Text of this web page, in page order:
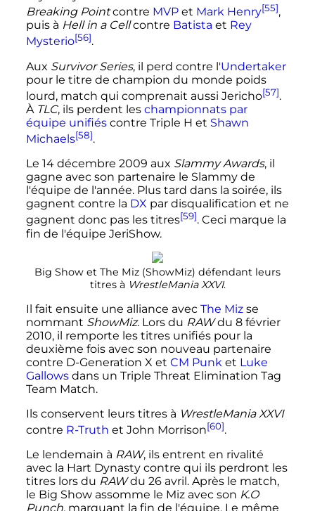
Breaking Pointcontre MVPet Mark Henry[55],
puis à Hell in a Cellcontre Batista et Rey
Mysterio[56].
Aux Survivor Series, il perd contre l'Undertaker
pour le titre de champion du monde poids
lourd, match qui comprenait aussi Jericho[57].
À TLC, ils perdent les championnats par
équipe unifiéscontre Triple H et Shawn
Michaels[58].
Le 14 décembre 2009 aux Slammy Awards, il
gagne avec son partenaire le Slammy de
l'équipe de l'année. Plus tard dans la soirée, ils
gagnent contre la DX par disqualification et ne
gagnent donc pas les titres[59]. Ceci marque la
fin de l'équipe JeriShow.
Big Show et The Miz (ShowMiz) défendant leurs
titres à WrestleMania XXVI.
Il fait ensuite une alliance avec The Mizse
nommant ShowMiz. Lors du RAWdu 8 février
2010, il remporte les titres unifiés pour la
deuxième fois avec son nouveau partenaire
contre D-Generation X et CM Punk et Luke
Gallowsdans un Triple Threat Elimination Tag
Team Match.
Ils conservent leurs titres à WrestleMania XXVI
contre R-Truth et John Morrison[60].
Le lendemain à RAW, ils entrent en rivalité
avec la Hart Dynasty contre qui ils perdront les
titres lors du RAWdu 26 avril. Après le match,
le Big Show assomme le Miz avec son K.O
Punch, marquant la fin de l'équipe. Le même